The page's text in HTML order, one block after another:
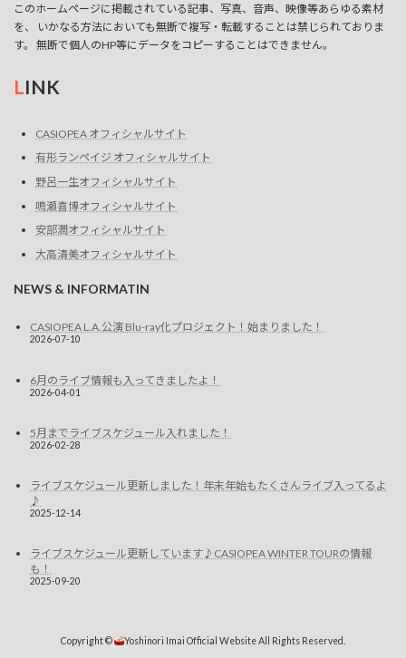
このホームページに掲載されている記事、写真、音声、映像等あらゆる素材
を、 いかなる方法においても無断で複写・転載することは禁じられておりま
す。 無断で個人のHP等にデータをコピーすることはできません。
LINK
CASIOPEA オフィシャルサイト
有形ランペイジ オフィシャルサイト
野呂一生オフィシャルサイト
鳴瀬喜博オフィシャルサイト
安部潤オフィシャルサイト
大高清美オフィシャルサイト
NEWS & INFORMATIN
CASIOPEA L.A.公演 Blu-ray化プロジェクト！始まりました！
2026-07-10
6月のライブ情報も入ってきましたよ！
2026-04-01
5月までライブスケジュール入れました！
2026-02-28
ライブスケジュール更新しました！年末年始もたくさんライブ入ってるよ
♪
2025-12-14
ライブスケジュール更新しています♪CASIOPEA WINTER TOURの情報
も！
2025-09-20
Copyright © Yoshinori Imai Official Website All Rights Reserved.